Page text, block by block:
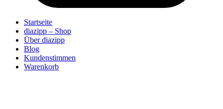
Startseite
diazipp – Shop
Über diazipp
Blog
Kundenstimmen
Warenkorb